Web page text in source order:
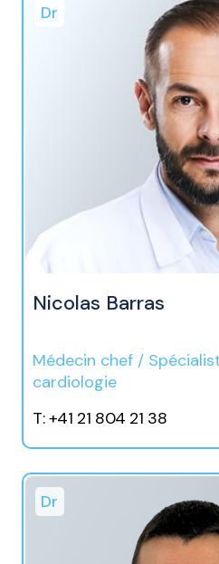
Dr
Nicolas Barras
Médecin chef /
cardiologie
T: +41 21 804 21 38
Dr